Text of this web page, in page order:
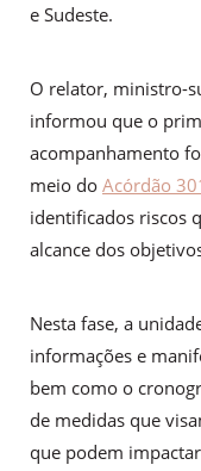
e Sudeste.
O relator, ministro-
informou que o
acompanhamento
meio do Acórdão
identificados riscos
alcance dos
Nesta fase, a
informações e
bem como o
de medidas que
que podem